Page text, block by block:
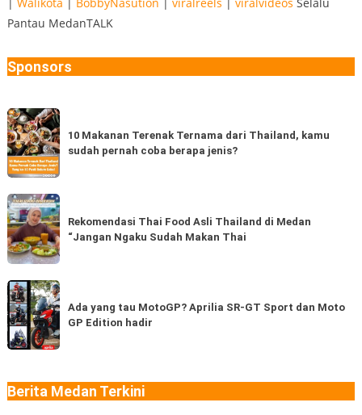
Pantau MedanTALK
Sponsors
10
Makanan
Terenak
Ternama
dari
Thailand,
kamu
sudah
coba
berapa
jenis?
10 Makanan Terenak Ternama dari Thailand, kamu
sudah pernah coba berapa jenis?
Rekomendasi
Thai
Food
Asli
Thailand
di
Medan
“Jangan
Sudah
Makan
Rekomendasi Thai Food Asli Thailand di Medan
“Jangan Ngaku Sudah Makan Thai
Ada
yang
tau
MotoGP?
SR-
GT
Ada yang tau MotoGP? Aprilia SR-GT Sport dan Moto
GP Edition hadir
Berita Medan Terkini